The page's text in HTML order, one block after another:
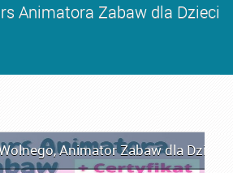
Animatora Zabaw dla Dzieci
,Animator Zabaw dla Dzieci